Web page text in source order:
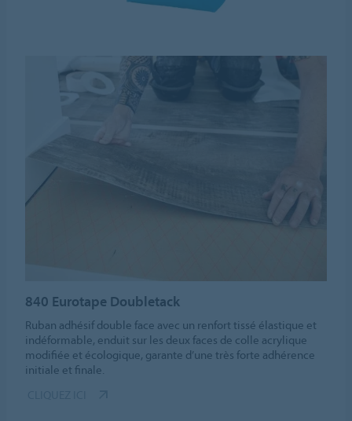
840 Eurotape Doubletack
Ruban adhésif double face avec un renfort tissé élastique et
indéformable, enduit sur les deux faces de colle acrylique
modifiée et écologique, garante d’une très forte adhérence
initiale et finale.